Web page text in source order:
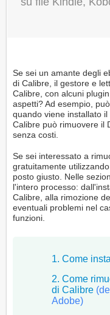
Se sei un amante degli
di Calibre, il gestore e
Calibre, con alcuni
aspetti? Ad esempio,
quando viene installato
Calibre può rimuovere il
senza costi.
Se sei interessato a
gratuitamente
posto giusto. Nelle
l'intero processo:
Calibre, alla rimozione
eventuali problemi nel
funzioni.
1. Come
2. Come
di Calibre
Adobe)